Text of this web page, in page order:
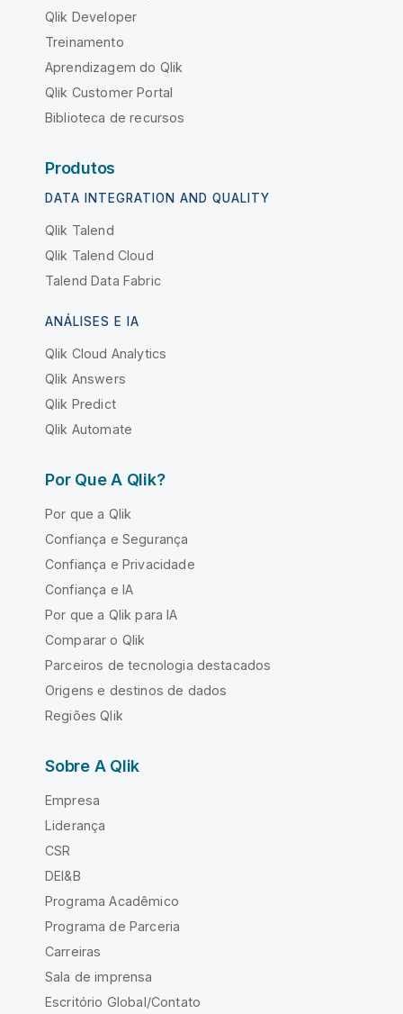
Qlik Developer
Treinamento
Aprendizagem do Qlik
Qlik Customer Portal
Biblioteca de recursos
Produtos
DATA INTEGRATION AND QUALITY
Qlik Talend
Qlik Talend Cloud
Talend Data Fabric
ANÁLISES E IA
Qlik Cloud Analytics
Qlik Answers
Qlik Predict
Qlik Automate
Por Que A Qlik?
Por que a Qlik
Confiança e Segurança
Confiança e Privacidade
Confiança e IA
Por que a Qlik para IA
Comparar o Qlik
Parceiros de tecnologia destacados
Origens e destinos de dados
Regiões Qlik
Sobre A Qlik
Empresa
Liderança
CSR
DEI&B
Programa Acadêmico
Programa de Parceria
Carreiras
Sala de imprensa
Escritório Global/Contato